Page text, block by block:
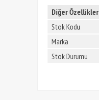
Diğer Özellikler
Stok Kodu
Marka
Stok Durumu